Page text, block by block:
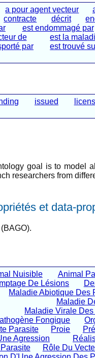
a pour agent vecteur
contracte décrit
est endommagé par
de est la
par est trouvé
issued
goal is to model
researchers from
et data-
Nuisible Animal
De Lésions
Maladie Abiotique Des
Maladie
Maladie Virale
Fongique
Parasite Proie
Agression
Rôle Du